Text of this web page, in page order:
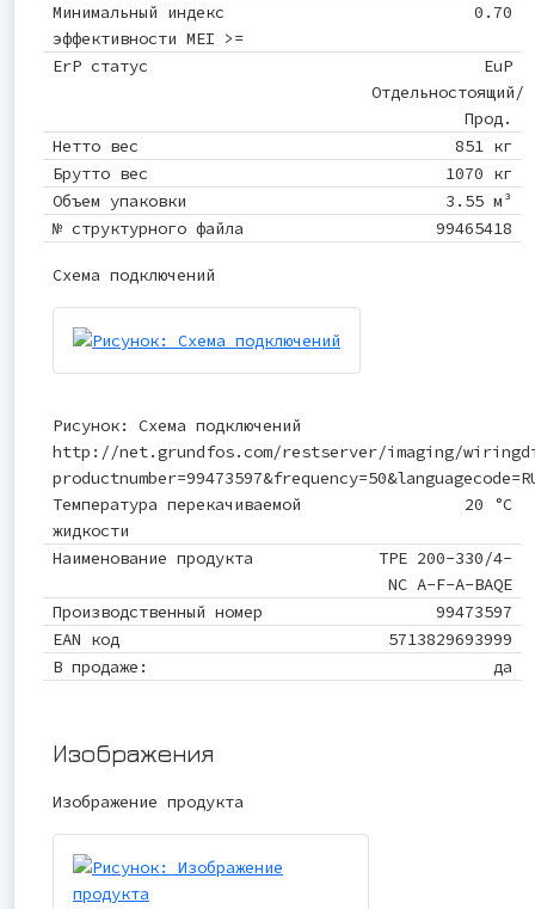
Минимальный индекс
эффективности MEI >=
0.70
ErP статус
EuP
Отдельностоящий/
Прод.
Нетто вес
851 кг
Брутто вес
1070 кг
Объем упаковки
3.55 м³
№ структурного файла
99465418
Схема подключений
Рисунок: Схема подключений
http://net.grundfos.com/restserver/imaging/
Температура перекачиваемой
жидкости
20 °C
Наименование продукта
TPE 200-330/4-
NC A-F-A-BAQE
Производственный номер
99473597
EAN код
5713829693999
В продаже:
да
Изображения
Изображение продукта